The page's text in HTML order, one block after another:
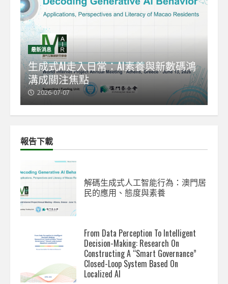
最新消息
生成式AI走入日常：AI素養與新數碼鴻
溝成關注焦點
2026-07-07
報告下載
解碼生成式人工智能行為：澳門居
民的應用、態度與素養
From Data Perception To Intelligent
Decision-Making: Research On
Constructing A “Smart Governance”
Closed-Loop System Based On
Localized AI